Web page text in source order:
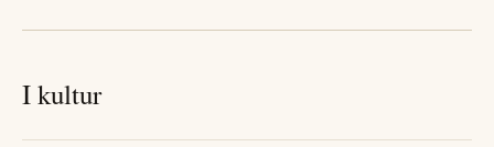
I kultur